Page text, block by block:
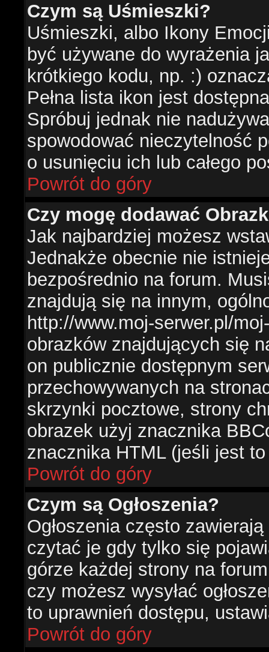
Czym są Uśmieszki?
Uśmieszki, albo Ikony
być używane do wyrażenia
krótkiego kodu, np. :)
Pełna lista ikon jest
Spróbuj jednak nie
spowodować nieczytelność
o usunięciu ich lub całego
Powrót do góry
Czy mogę dodawać
Jak najbardziej możesz
Jednakże obecnie nie
bezpośrednio na forum.
znajdują się na innym,
http://www.moj-serwer.pl/
obrazków znajdujących się
on publicznie dostępnym
przechowywanych na
skrzynki pocztowe, strony
obrazek użyj znacznika
znacznika HTML (jeśli jest
Powrót do góry
Czym są Ogłoszenia?
Ogłoszenia często
czytać je gdy tylko się
górze każdej strony na
czy możesz wysyłać
to uprawnień dostępu,
Powrót do góry